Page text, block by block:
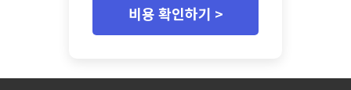
비용 확인하기 >